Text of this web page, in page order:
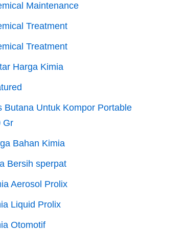
Maintenance
Treatment
Treatment
Harga Kimia
Butana Untuk Kompor Portable
Gr
Bahan Kimia
Bersih sperpat
Aerosol Prolix
Liquid Prolix
Otomotif